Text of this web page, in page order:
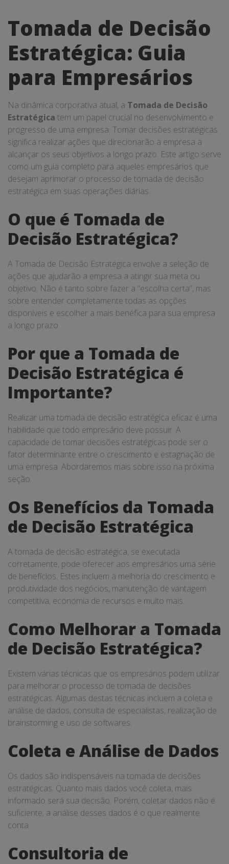
Tomada de Decisão
Estratégica: Guia
para Empresários
Na dinâmica corporativa atual, a Tomada de Decisão
Estratégica tem um papel crucial no desenvolvimento e
progresso de uma empresa. Tomar decisões estratégicas
significa realizar ações que direcionarão a empresa a
alcançar os seus objetivos a longo prazo. Este artigo serve
como um guia completo para aqueles empresários que
desejam aprimorar o processo de tomada de decisão
estratégica em suas operações diárias.
O que é Tomada de
Decisão Estratégica?
A Tomada de Decisão Estratégica envolve a seleção de
ações que ajudarão a empresa a atingir sua meta ou
objetivo. Não é tanto sobre fazer a “escolha certa”, mas
sobre entender completamente todas as opções
disponíveis e escolher a mais benéfica para sua empresa
a longo prazo.
Por que a Tomada de
Decisão Estratégica é
Importante?
Realizar uma tomada de decisão estratégica eficaz é uma
habilidade que todo empresário deve possuir. A
capacidade de tomar decisões estratégicas pode ser o
fator determinante entre o crescimento e estagnação de
uma empresa. Abordaremos mais sobre isso na próxima
seção.
Os Benefícios da Tomada
de Decisão Estratégica
A tomada de decisão estratégica, se executada
corretamente, pode oferecer aos empresários uma série
de benefícios. Estes incluem a melhoria do crescimento e
produtividade dos negócios, manutenção de vantagem
competitiva, economia de recursos e muito mais.
Como Melhorar a Tomada
de Decisão Estratégica?
Existem várias técnicas que os empresários podem utilizar
para melhorar o processo de tomada de decisões
estratégicas. Algumas destas técnicas incluem a coleta e
análise de dados, consulta de especialistas, realização de
brainstorming e uso de softwares.
Coleta e Análise de Dados
Os dados são indispensáveis ​​na tomada de decisões
estratégicas. Quanto mais dados você coleta, mais
informado será sua decisão. Porém, coletar dados não é
suficiente; a análise desses dados é o que realmente
conta.
Consultoria de